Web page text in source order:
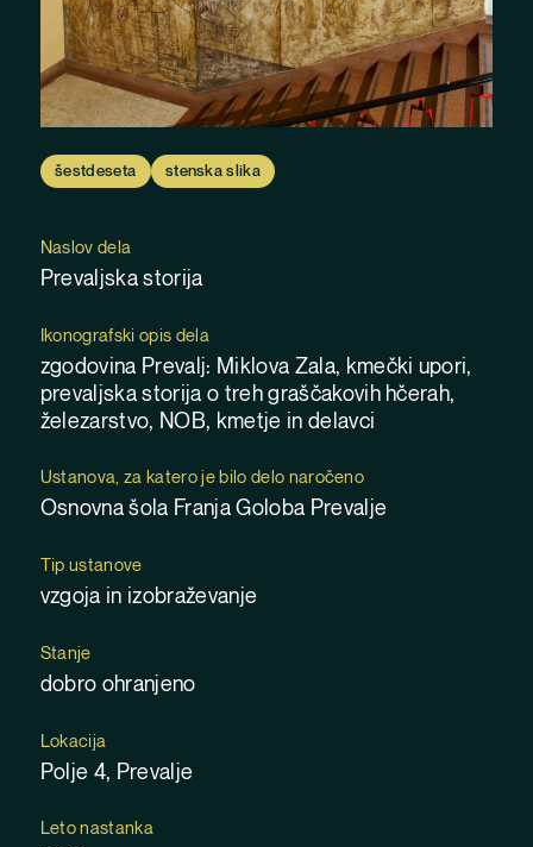
šestdeseta stenska slika
Naslov dela
Prevaljska storija
Ikonografski opis dela
zgodovina Prevalj: Miklova Zala, kmečki upori,
prevaljska storija o treh graščakovih hčerah,
železarstvo, NOB, kmetje in delavci
Ustanova, za katero je bilo delo naročeno
Osnovna šola Franja Goloba Prevalje
Tip ustanove
vzgoja in izobraževanje
Stanje
dobro ohranjeno
Lokacija
Polje 4, Prevalje
Leto nastanka